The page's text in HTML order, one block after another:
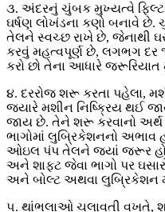
૩. અંદરનું ચુંબક મુખ્યત્વે ફિલ્ટર
ઘર્ષણ લોખંડના કણો બનાવે
તેલને સ્વચ્છ રાખે છે, જેનાથી
કરવું મહત્વપૂર્ણ છે, લગભગ દર
કરો છો તેના આધારે
૪. દરરોજ શરૂ કરતા પહેલા,
જ્યારે મશીન નિષ્ક્રિય થઈ
જાય છે. તેને શરૂ કરવાનો
ભાગોમાં લુબ્રિકેશનનો
ઓઇલ પંપ તેલને જ્યાં જરૂર
અને શાફ્ટ જેવા ભાગો પર
અને બોલ્ટ અથવા લુબ્રિકેશન
૫. થાંભલાઓ ચલાવતી વખતે,